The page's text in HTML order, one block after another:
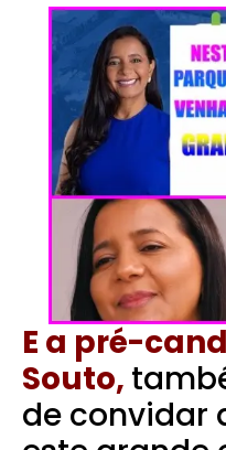
E a pré-
Souto,
de convidar